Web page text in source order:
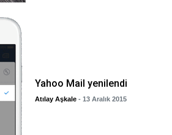
Yahoo Mail yenilendi
Atılay Aşkale - 13 Aralık 2015